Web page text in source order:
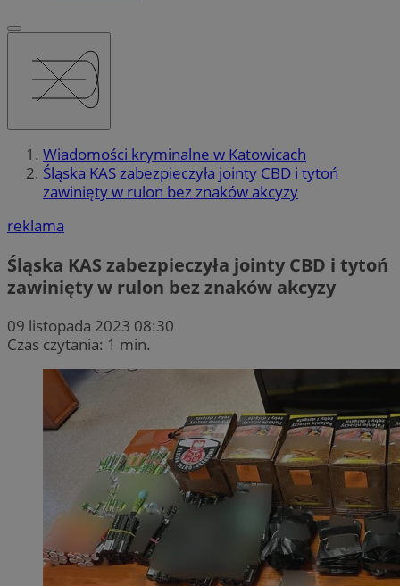
Wiadomości kryminalne w Katowicach
Śląska KAS zabezpieczyła jointy CBD i tytoń
zawinięty w rulon bez znaków akcyzy
reklama
Śląska KAS zabezpieczyła jointy CBD i tytoń
zawinięty w rulon bez znaków akcyzy
09 listopada 2023 08:30
Czas czytania: 1 min.